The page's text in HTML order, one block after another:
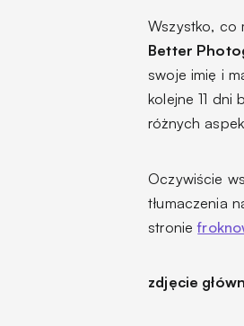
Wszystko, co
Better
swoje imię i
kolejne 11 dni
różnych
Oczywiście
tłumaczenia
stronie
zdjęcie